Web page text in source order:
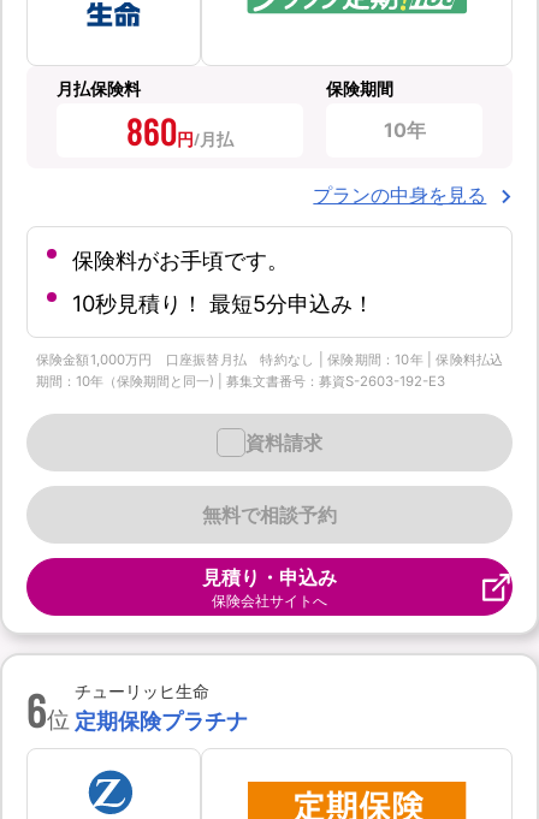
月払保険料
860円
保険期間
10年
プランの中身を見る
保険料がお手頃です。
10秒見積り！ 最短5分申込み！
保険金額1,000万円 口座振替月払 特約なし | 保険期間：10年 | 保険料払込
期間：10年（保険期間と同一) | 募集文書番号：募資S-2603-192-E3
無料で相談予約
資料請求
見積り・申込み
保険会社サイトへ
6位
チューリッヒ生命
定期保険プラチナ